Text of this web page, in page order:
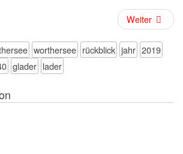
Weiter
worthersee rückblick jahr 2019
glader lader